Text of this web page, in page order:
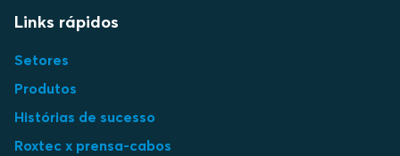
Links rápidos
Setores
Produtos
Histórias de sucesso
Roxtec x prensa-cabos